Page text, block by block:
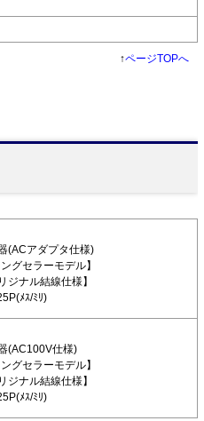
↑ページTOPへ
(ACアダプタ仕様)
グセラーモデル】
ジナル結線仕様】
ﾒｽ/ﾐﾘ)
(AC100V仕様)
グセラーモデル】
ジナル結線仕様】
ﾒｽ/ﾐﾘ)